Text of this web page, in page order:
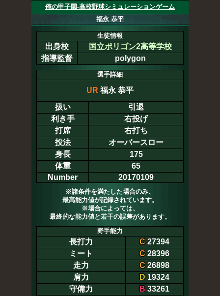
俺の甲子園-高校野球シミュレーションゲーム
福永 恭平
生徒情報
出身校
国立ポリゴン2高等学校
指導監督
polygon
選手詳細
UR 福永 恭平
扱い
引退
利き手
右投げ
打席
右打ち
投法
オーバースロー
身長
175
体重
65
Number
20170109
※諸条件を満たした場合のみ、
最高能力値が記録されています。
※場合によっては、
最終的な能力値と若干の誤差があります。
野手能力
長打力 C 27394
ミート
C 28396
走力
C 26898
肩力
D 19324
守備力
B 33261